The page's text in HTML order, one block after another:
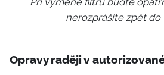
nerozprášíte zpět do
Opravy raději v